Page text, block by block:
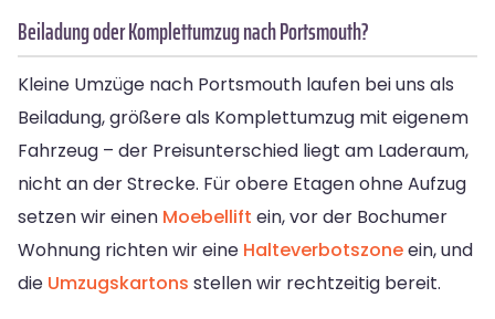
Beiladung oder Komplettumzug nach Portsmouth?
Kleine Umzüge nach Portsmouth laufen bei uns als
Beiladung, größere als Komplettumzug mit eigenem
Fahrzeug – der Preisunterschied liegt am Laderaum,
nicht an der Strecke. Für obere Etagen ohne Aufzug
setzen wir einen Moebellift ein, vor der Bochumer
Wohnung richten wir eine Halteverbotszoneein, und
die Umzugskartons stellen wir rechtzeitig bereit.